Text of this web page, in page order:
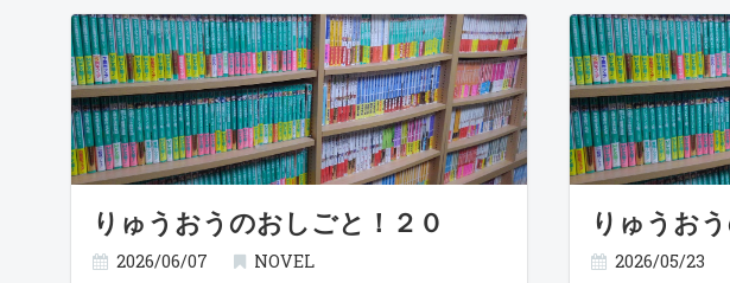
りゅうおうのおしごと！２０
2026/06/07
NOVEL
りゅうお
2026/05/23